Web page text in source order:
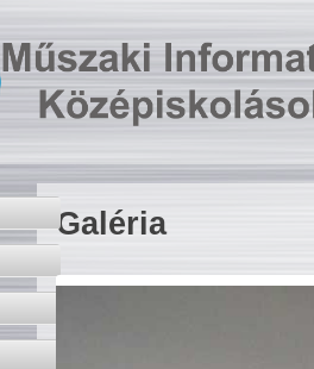
Galéria